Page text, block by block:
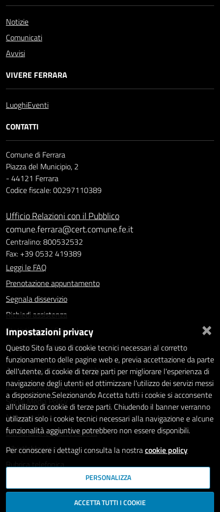
Notizie
Comunicati
Avvisi
VIVERE FERRARA
LuoghiEventi
CONTATTI
Comune di Ferrara
Piazza del Municipio, 2
- 44121 Ferrara
Codice fiscale: 00297110389
Ufficio Relazioni con il Pubblico
comune.ferrara@cert.comune.fe.it
Centralino: 800532532
Fax: +39 0532 419389
Leggi le FAQ
Prenotazione appuntamento
Segnala disservizio
Richiedi assistenza
Statistiche dei Siti web
Intranet - accesso riservato
Amministrazione trasparente
Informativa privacy
Social Media Policy
Note legali
Dichiarazione di accessibilità
Whistleblowing
Rubrica telefonica
SEGUICI SU
×
Impostazioni privacy
Questo Sito fa uso di cookie tecnici necessari al corretto
funzionamento delle pagine web e, previa accettazione da parte
dell'utente, di cookie di terze parti per migliorare l'esperienza di
navigazione degli utenti ed ottimizzare l'utilizzo dei servizi messi
a disposizione.Selezionando Accetta tutti i cookie si acconsente
all'utilizzo di cookie di terze parti. Chiudendo il banner verranno
utilizzati solo i cookie tecnici necessari alla navigazione e alcune
funzionalità aggiuntive potrebbero non essere disponibili.
Per conoscere i dettagli consulta la nostracookie policy
PERSONALIZZA
ACCETTA TUTTI I COOKIE